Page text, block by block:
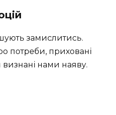
замислитись.
потреби, приховані
нами наяву.